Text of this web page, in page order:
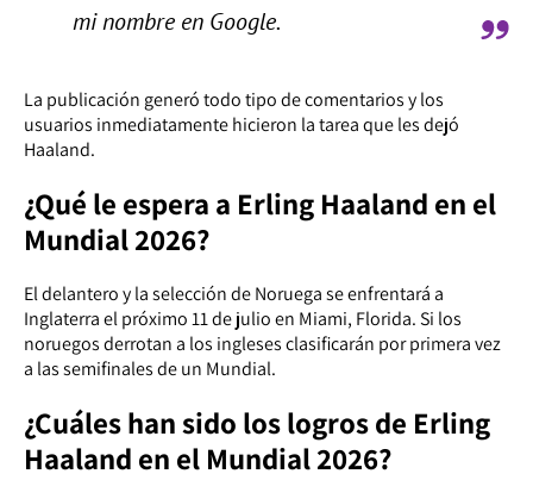
mi nombre en Google.
La publicación generó todo tipo de comentarios y los
usuarios inmediatamente hicieron la tarea que les dejó
Haaland.
¿Qué le espera a Erling Haaland en el
Mundial 2026?
El delantero y la selección de Noruega se enfrentará a
Inglaterra el próximo 11 de julio en Miami, Florida. Si los
noruegos derrotan a los ingleses clasificarán por primera vez
a las semifinales de un Mundial.
¿Cuáles han sido los logros de Erling
Haaland en el Mundial 2026?